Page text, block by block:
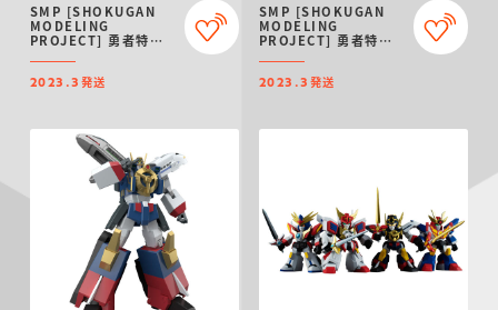
SMP [SHOKUGAN
MODELING
PROJECT] 勇者特急
マイトガイン ブラック
マイトガイン【プレミ
アムバンダイ限定】
2023.3 発送
SMP [SHOKUGAN
MODELING
PROJECT] 勇者特急
マイトガイン 飛龍【プ
レミアムバンダイ限
定】
2023.3 発送